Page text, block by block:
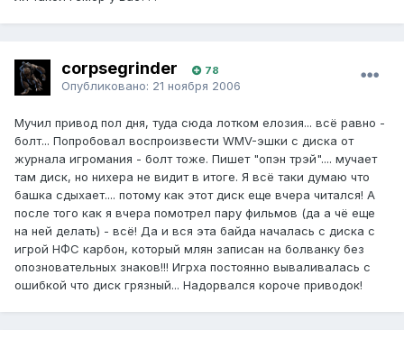
corpsegrinder 78
Опубликовано: 21 ноября 2006
Мучил привод пол дня, туда сюда лотком елозия... всё равно -
болт... Попробовал воспроизвести WMV-эшки с диска от
журнала игромания - болт тоже. Пишет "опэн трэй".... мучает
там диск, но нихера не видит в итоге. Я всё таки думаю что
башка сдыхает.... потому как этот диск еще вчера читался! А
после того как я вчера помотрел пару фильмов (да а чё еще
на ней делать) - всё! Да и вся эта байда началась с диска с
игрой НФС карбон, который млян записан на болванку без
опозновательных знаков!!! Игрха постоянно вываливалась с
ошибкой что диск грязный... Надорвался короче приводок!